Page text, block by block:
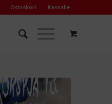
Ostoskori Kassalle